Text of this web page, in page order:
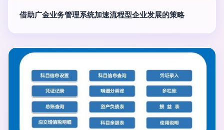
借助广金业务管理系统加速流程型企业发展的策略